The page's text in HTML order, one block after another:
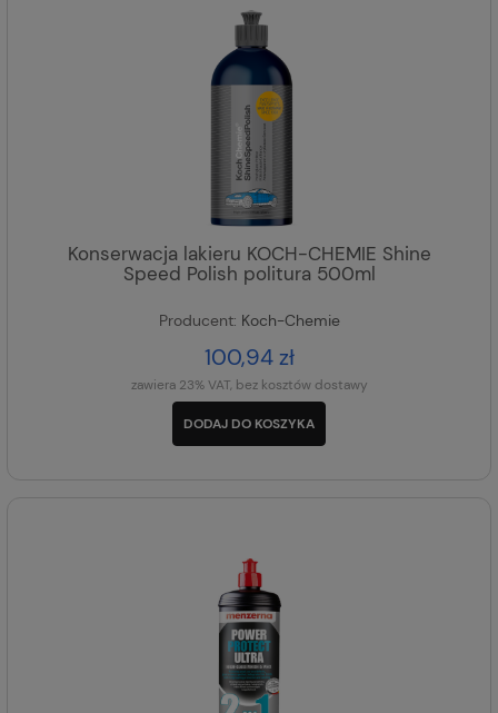
Konserwacja lakieru KOCH-CHEMIE Shine
Speed Polish politura 500ml
Producent: Koch-Chemie
100,94 zł
zawiera 23% VAT, bez kosztów dostawy
DODAJ DO KOSZYKA